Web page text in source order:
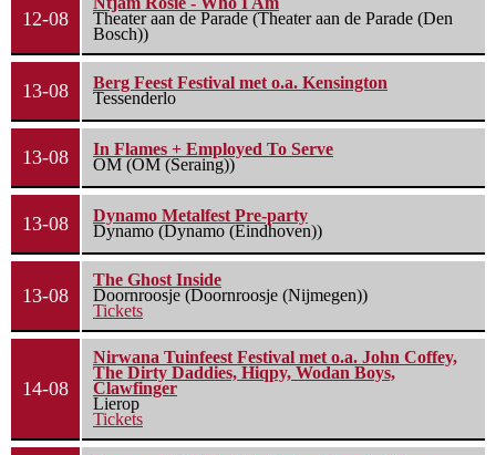
12-08
Theater aan de Parade (Theater aan de Parade (Den
Bosch))
13-08
Berg Feest Festival met o.a. Kensington
Tessenderlo
13-08
In Flames + Employed To Serve
OM (OM (Seraing))
13-08
Dynamo Metalfest Pre-party
Dynamo (Dynamo (Eindhoven))
13-08
The Ghost Inside
Doornroosje (Doornroosje (Nijmegen))
Tickets
14-08
Nirwana Tuinfeest Festival met o.a. John Coffey,
The Dirty Daddies, Hiqpy, Wodan Boys,
Clawfinger
Lierop
Tickets